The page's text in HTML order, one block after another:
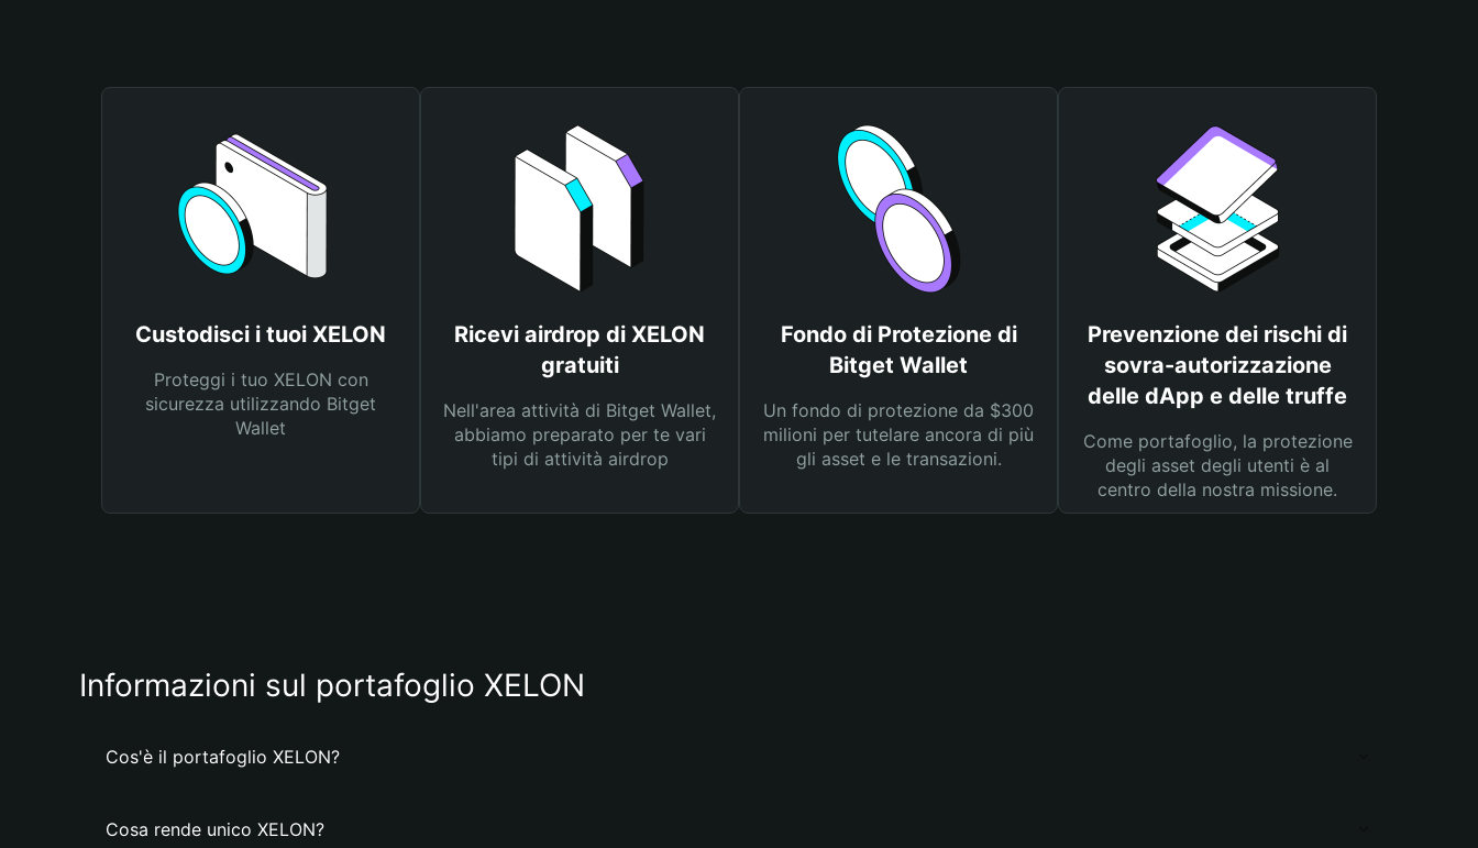
Custodisci i tuoi XELON
Proteggi i tuo XELON con
sicurezza utilizzando Bitget
Wallet
Ricevi airdrop di XELON
gratuiti
Nell'area attività di Bitget Wallet,
abbiamo preparato per te vari
tipi di attività airdrop
Fondo di Protezione di
Bitget Wallet
Un fondo di protezione da $300
milioni per tutelare ancora di più
gli asset e le transazioni.
Prevenzione dei rischi di
sovra-autorizzazione
delle dApp e delle truffe
Come portafoglio, la protezione
degli asset degli utenti è al
centro della nostra missione.
Informazioni sul portafoglio XELON
Cos'è il portafoglio XELON?
Cosa rende unico XELON?